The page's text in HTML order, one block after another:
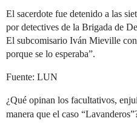
El sacerdote fue detenido a las
por detectives de la Brigada de
El subcomisario Iván Mieville
porque se lo esperaba”.
Fuente: LUN
¿Qué opinan los facultativos,
manera que el caso